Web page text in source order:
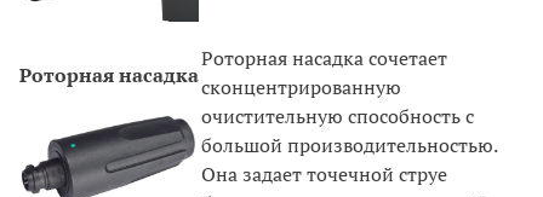
Роторная насадка
Роторная насадка сочетает
сконцентрированную
очистительную способность с
большой производительностью.
Она задает точечной струе